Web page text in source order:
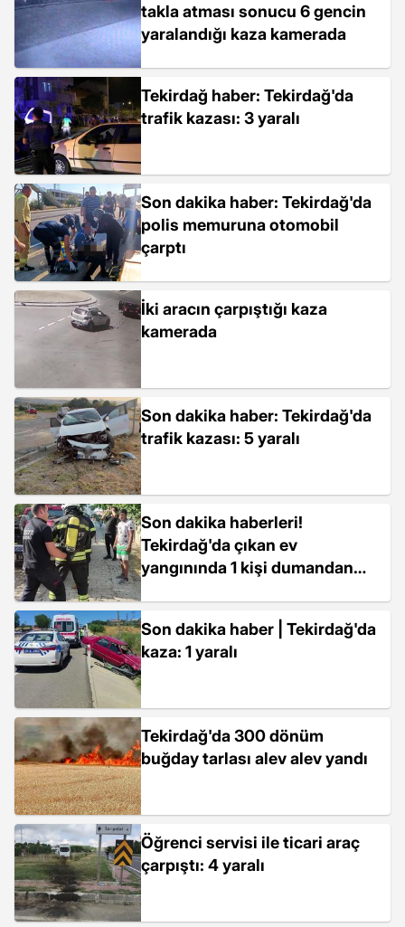
takla atması sonucu 6 gencin
yaralandığı kaza kamerada
Tekirdağ haber: Tekirdağ'da
trafik kazası: 3 yaralı
Son dakika haber: Tekirdağ'da
polis memuruna otomobil
çarptı
İki aracın çarpıştığı kaza
kamerada
Son dakika haber: Tekirdağ'da
trafik kazası: 5 yaralı
Son dakika haberleri!
Tekirdağ'da çıkan ev
yangınında 1 kişi dumandan
Son dakika haber | Tekirdağ'da
kaza: 1 yaralı
Tekirdağ'da 300 dönüm
buğday tarlası alev alev yandı
Öğrenci servisi ile ticari araç
çarpıştı: 4 yaralı